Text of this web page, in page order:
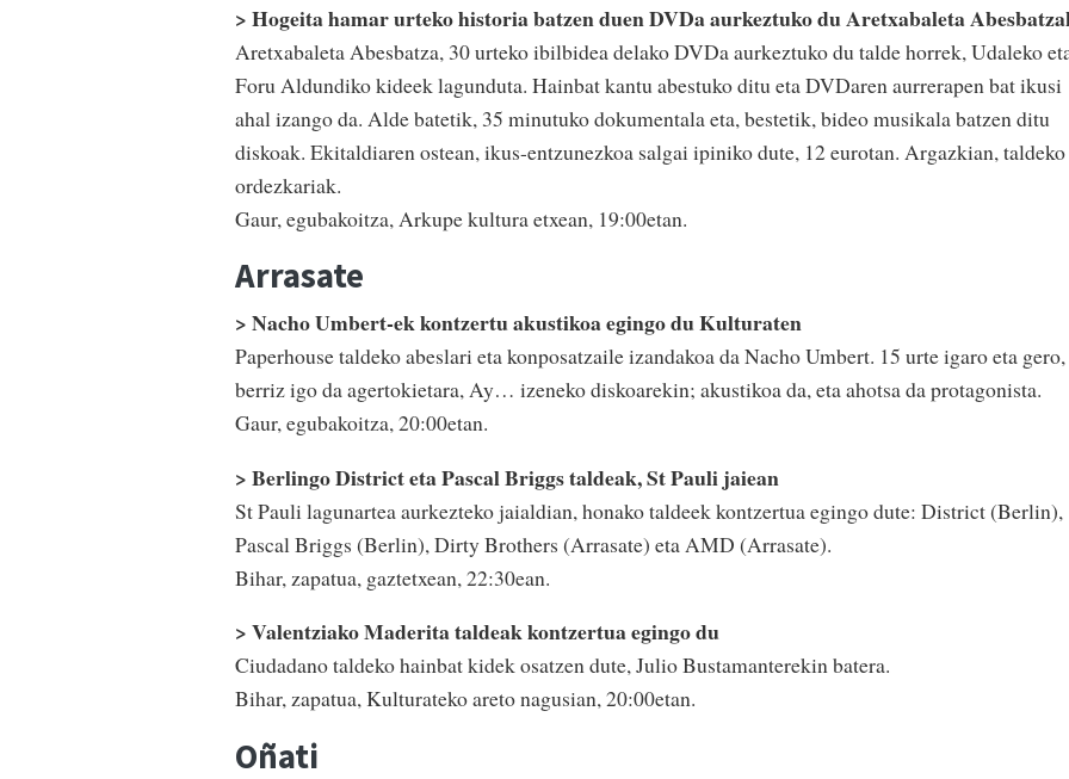
> Hogeita hamar urteko historia batzen duen DVDa aurkeztuko du Aretxabaleta
Aretxabaleta Abesbatza, 30 urteko ibilbidea delako DVDa aurkeztuko du talde horrek, Udaleko
Foru Aldundiko kideek lagunduta. Hainbat kantu abestuko ditu eta DVDaren aurrerapen bat ikusi
ahal izango da. Alde batetik, 35 minutuko dokumentala eta, bestetik, bideo musikala batzen ditu
diskoak. Ekitaldiaren ostean, ikus-entzunezkoa salgai ipiniko dute, 12 eurotan. Argazkian, taldeko
ordezkariak.
Gaur, egubakoitza, Arkupe kultura etxean, 19:00etan.
Arrasate
> Nacho Umbert-ek kontzertu akustikoa egingo du Kulturaten
Paperhouse taldeko abeslari eta konposatzaile izandakoa da Nacho Umbert. 15 urte igaro eta gero,
berriz igo da agertokietara, Ay… izeneko diskoarekin; akustikoa da, eta ahotsa da protagonista.
Gaur, egubakoitza, 20:00etan.
> Berlingo District eta Pascal Briggs taldeak, St Pauli jaiean
St Pauli lagunartea aurkezteko jaialdian, honako taldeek kontzertua egingo dute: District (Berlin),
Pascal Briggs (Berlin), Dirty Brothers (Arrasate) eta AMD (Arrasate).
Bihar, zapatua, gaztetxean, 22:30ean.
> Valentziako Maderita taldeak kontzertua egingo du
Ciudadano taldeko hainbat kidek osatzen dute, Julio Bustamanterekin batera.
Bihar, zapatua, Kulturateko areto nagusian, 20:00etan.
Oñati